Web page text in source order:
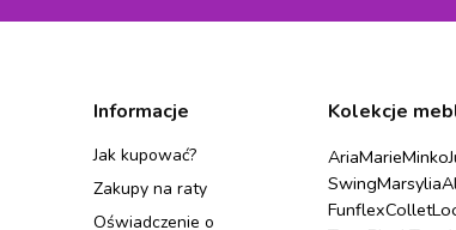
Informacje
Jak kupować?
Zakupy na raty
Oświadczenie o
Kolekcje
AriaMarieMinko
SwingMarsylia
FunflexCollet